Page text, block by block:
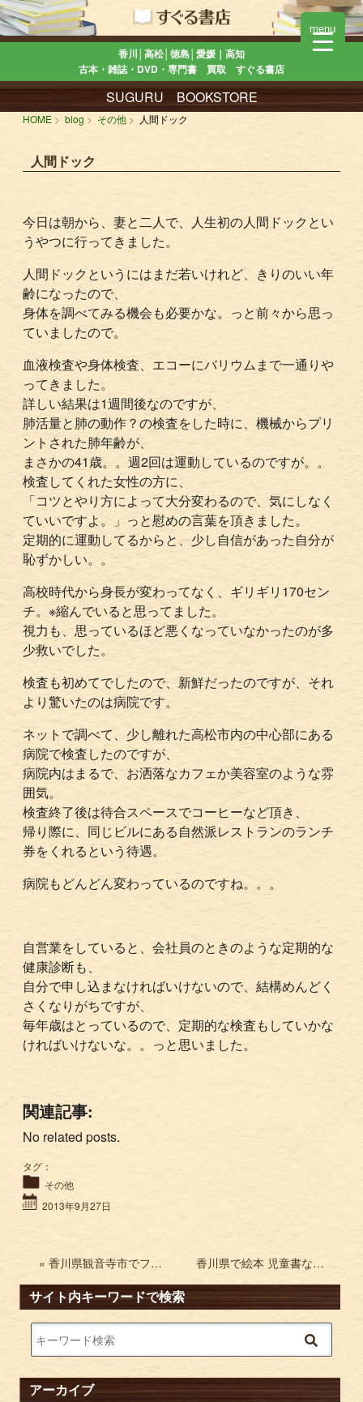
香川│高松│徳島│愛媛｜高知
古本・雑誌・DVD・専門書 買取 すぐる書店
SUGURU BOOKSTORE
HOME blog その他 人間ドック
人間ドック
今日は朝から、妻と二人で、人生初の人間ドックとい
うやつに行ってきました。
人間ドックというにはまだ若いけれど、きりのいい年
齢になったので、
身体を調べてみる機会も必要かな。っと前々から思っ
ていましたので。
血液検査や身体検査、エコーにバリウムまで一通りや
ってきました。
詳しい結果は1週間後なのですが、
肺活量と肺の動作？の検査をした時に、機械からプリ
ントされた肺年齢が、
まさかの41歳。。週2回は運動しているのですが。。
検査してくれた女性の方に、
「コツとやり方によって大分変わるので、気にしなく
ていいですよ。」っと慰めの言葉を頂きました。
定期的に運動してるからと、少し自信があった自分が
恥ずかしい。。
高校時代から身長が変わってなく、ギリギリ170セン
チ。※縮んでいると思ってました。
視力も、思っているほど悪くなっていなかったのが多
少救いでした。
検査も初めてでしたので、新鮮だったのですが、それ
より驚いたのは病院です。
ネットで調べて、少し離れた高松市内の中心部にある
病院で検査したのですが、
病院内はまるで、お洒落なカフェか美容室のような雰
囲気。
検査終了後は待合スペースでコーヒーなど頂き、
帰り際に、同じビルにある自然派レストランのランチ
券をくれるという待遇。
病院もどんどん変わっているのですね。。。
自営業をしていると、会社員のときのような定期的な
健康診断も、
自分で申し込まなければいけないので、結構めんどく
さくなりがちですが、
毎年歳はとっているので、定期的な検査もしていかな
ければいけないな。。っと思いました。
関連記事:
No related posts.
タグ：
その他
2013年9月27日
« 香川県観音寺市でフィギュア PCゲームなどの出張買取 香川県で絵本 児童書などを買取りしています。 »
サイト内キーワードで検索
アーカイブ
menu